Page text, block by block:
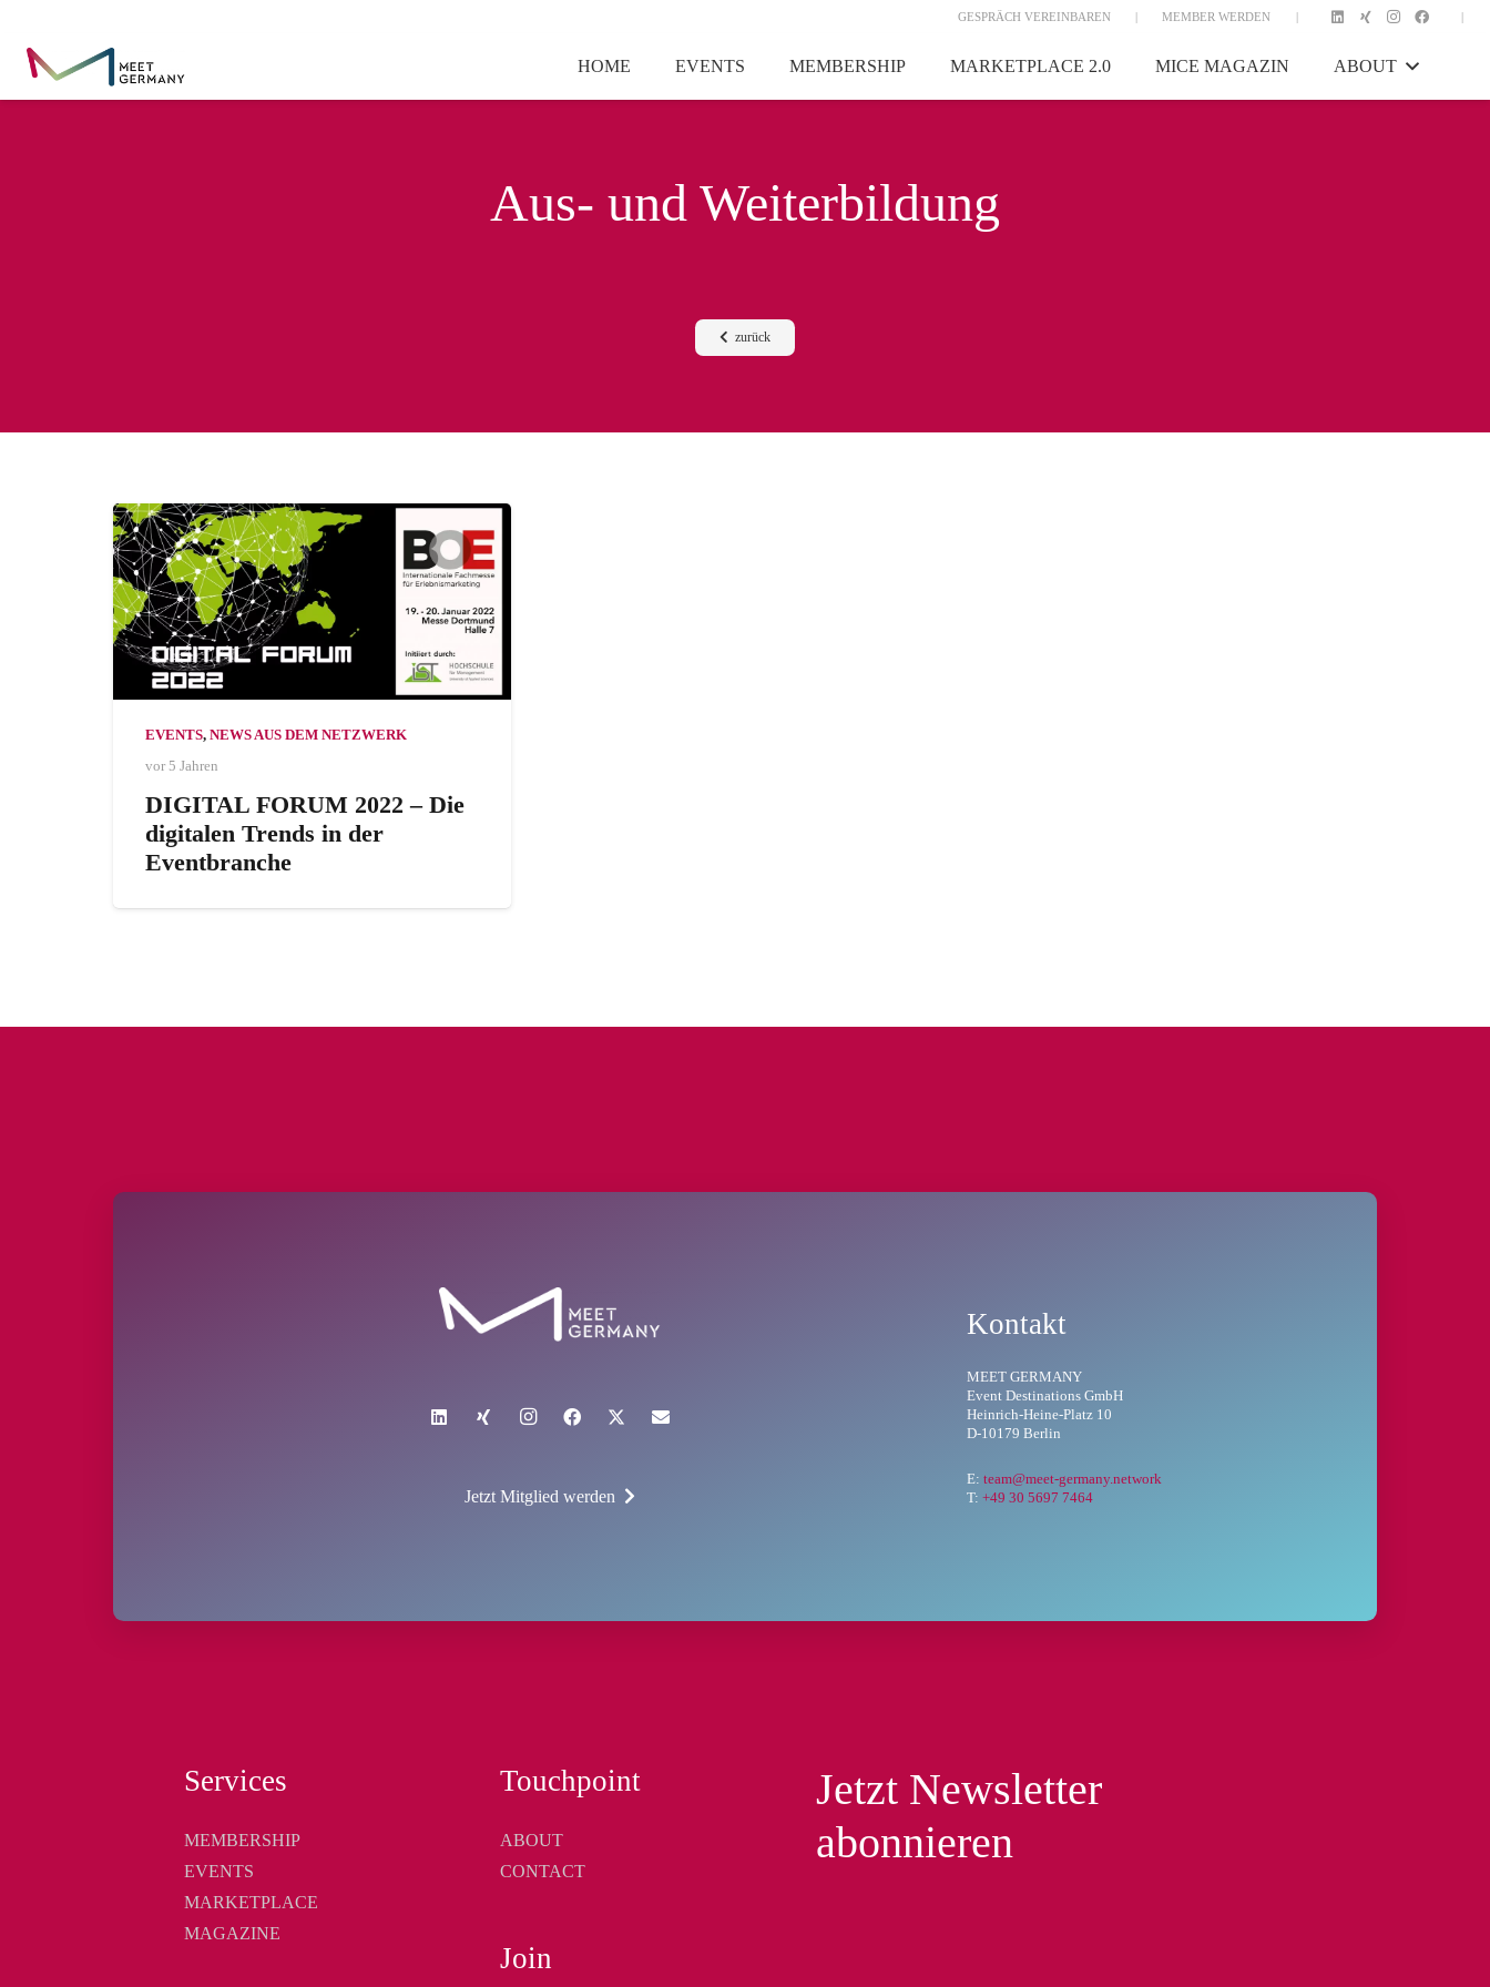
GESPRÄCH VEREINBAREN | MEMBER WERDEN | |
HOME EVENTS MEMBERSHIP MARKETPLACE 2.0 MICE MAGAZIN ABOUT
Aus- und Weiterbildung
zurück
EVENTS, NEWS AUS DEM NETZWERK
vor 5 Jahren
DIGITAL FORUM 2022 – Die
digitalen Trends in der
Eventbranche
Jetzt Mitglied werden
Kontakt
MEET GERMANY
Event Destinations GmbH
Heinrich-Heine-Platz 10
D-10179 Berlin
E: team@meet-germany.network
T: +49 30 5697 7464
Services
MEMBERSHIP
EVENTS
MARKETPLACE
MAGAZINE
Touchpoint
ABOUT
CONTACT
Join
Jetzt Newsletter
abonnieren